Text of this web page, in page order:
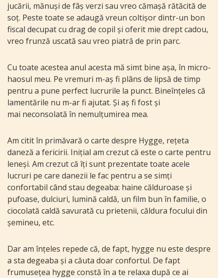
jucării, mănuși de fâș verzi sau vreo cămașă rătăcită de
soț. Peste toate se adaugă vreun coltișor dintr-un bon
fiscal decupat cu drag de copil și oferit mie drept cadou,
vreo frunză uscată sau vreo piatră de prin parc.
Cu toate acestea anul acesta mă simt bine așa, în micro-
haosul meu. Pe vremuri m-aș fi plâns de lipsă de timp
pentru a pune perfect lucrurile la punct. Bineînțeles că
lamentările nu m-ar fi ajutat. Și aș fi fost și
mai neconsolată în nemulțumirea mea.
Am citit în primăvară o carte despre Hygge, rețeta
daneză a fericirii. Inițial am crezut că este o carte pentru
leneși. Am crezut că îți sunt prezentate toate acele
lucruri pe care danezii le fac pentru a se simți
confortabil când stau degeaba: haine călduroase și
pufoase, dulciuri, lumină caldă, un film bun în familie, o
ciocolată caldă savurată cu prietenii, căldura focului din
șemineu, etc.
Dar am înțeles repede că, de fapt, hygge nu este despre
a sta degeaba și a căuta doar confortul. De fapt
frumusețea hygge constă în a te relaxa după ce ai